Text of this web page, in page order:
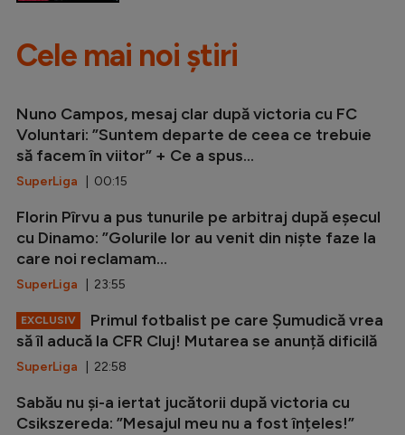
Cele mai noi știri
Nuno Campos, mesaj clar după victoria cu FC
Voluntari: ”Suntem departe de ceea ce trebuie
să facem în viitor” + Ce a spus...
SuperLiga | 00:15
Florin Pîrvu a pus tunurile pe arbitraj după eșecul
cu Dinamo: ”Golurile lor au venit din niște faze la
care noi reclamam...
SuperLiga | 23:55
EXCLUSIV
Primul fotbalist pe care Șumudică vrea
să îl aducă la CFR Cluj! Mutarea se anunță dificilă
SuperLiga | 22:58
Sabău nu și-a iertat jucătorii după victoria cu
Csikszereda: ”Mesajul meu nu a fost înțeles!”